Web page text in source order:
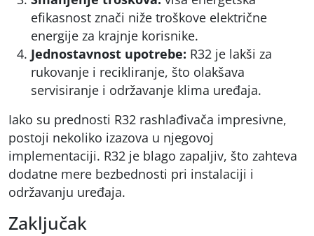
efikasnost znači niže troškove električne
energije za krajnje korisnike.
Jednostavnost upotrebe: R32 je lakši za
rukovanje i recikliranje, što olakšava
servisiranje i održavanje klima uređaja.
Iako su prednosti R32 rashlađivača impresivne,
postoji nekoliko izazova u njegovoj
implementaciji. R32 je blago zapaljiv, što zahteva
dodatne mere bezbednosti pri instalaciji i
održavanju uređaja.
Zaključak